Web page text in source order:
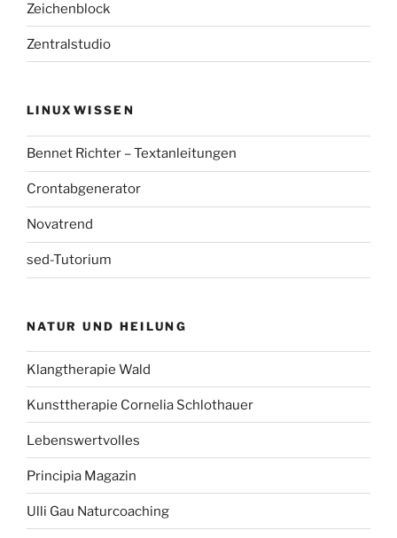
Zeichenblock
Zentralstudio
LINUXWISSEN
Bennet Richter – Textanleitungen
Crontabgenerator
Novatrend
sed-Tutorium
NATUR UND HEILUNG
Klangtherapie Wald
Kunsttherapie Cornelia Schlothauer
Lebenswertvolles
Principia Magazin
Ulli Gau Naturcoaching